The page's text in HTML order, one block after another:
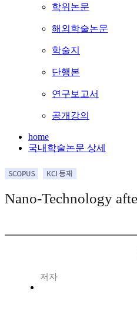
학위논문
해외학술논문
학술지
단행본
연구보고서
공개강의
home
국내학술논문 상세
Nano-Technology
저자